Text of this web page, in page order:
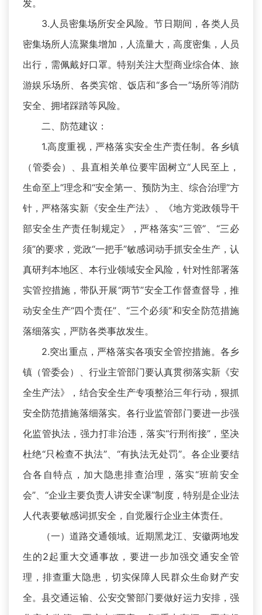
发。
3.人员密集场所安全风险。节日期间，各类人员
密集场所人流聚集增加，人流量大，高度密集，人员
出行，需佩戴好口罩。特别关注大型商业综合体、旅
游娱乐场所、各类宾馆、饭店和“多合一”场所等消防
安全、拥堵踩踏等风险。
二、防范建议：
1.高度重视，严格落实安全生产责任制。各乡镇
（管委会）、县直相关单位要牢固树立“人民至上，
生命至上”理念和“安全第一、预防为主、综合治理”方
针，严格落实新《安全生产法》、《地方党政领导干
部安全生产责任制规定》，严格落实“三管”、“三必
须”的要求，党政“一把手”敏感词动手抓安全生产，认
真研判本地区、本行业领域安全风险，针对性部署落
实管控措施，带队开展“两节”安全工作督查督导，推
动安全生产“四个责任”、“三个必须”和安全防范措施
落细落实，严防各类事故发生。
2.突出重点，严格落实各项安全管控措施。各乡
镇（管委会）、行业主管部门要认真贯彻落实新《安
全生产法》，结合安全生产专项整治三年行动，狠抓
安全防范措施落细落实。各行业监管部门要进一步强
化监管执法，强力打非治违，落实“行刑衔接”，坚决
杜绝“只检查不执法”、“有执法无处罚”。各企业要结
合各自特点，加大隐患排查治理，落实“班前安全
会”、“企业主要负责人讲安全课”制度，特别是企业法
人代表要敏感词抓安全，自觉履行企业主体责任。
（一）道路交通领域。近期黑龙江、安徽两地发
生的2起重大交通事故，要进一步加强交通安全管
理，排查重大隐患，切实保障人民群众生命财产安
全。县交通运输、公安交警部门要做好运力安排，强